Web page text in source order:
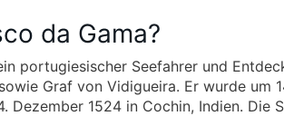
da Gama?
portugiesischer Seefahrer und
Graf von Vidigueira. Er wurde um
Dezember 1524 in Cochin, Indien. Die